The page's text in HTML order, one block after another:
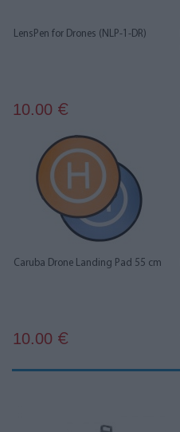
LensPen for Drones (NLP-1-DR)
10.00 €
Caruba Drone Landing Pad 55 cm
10.00 €